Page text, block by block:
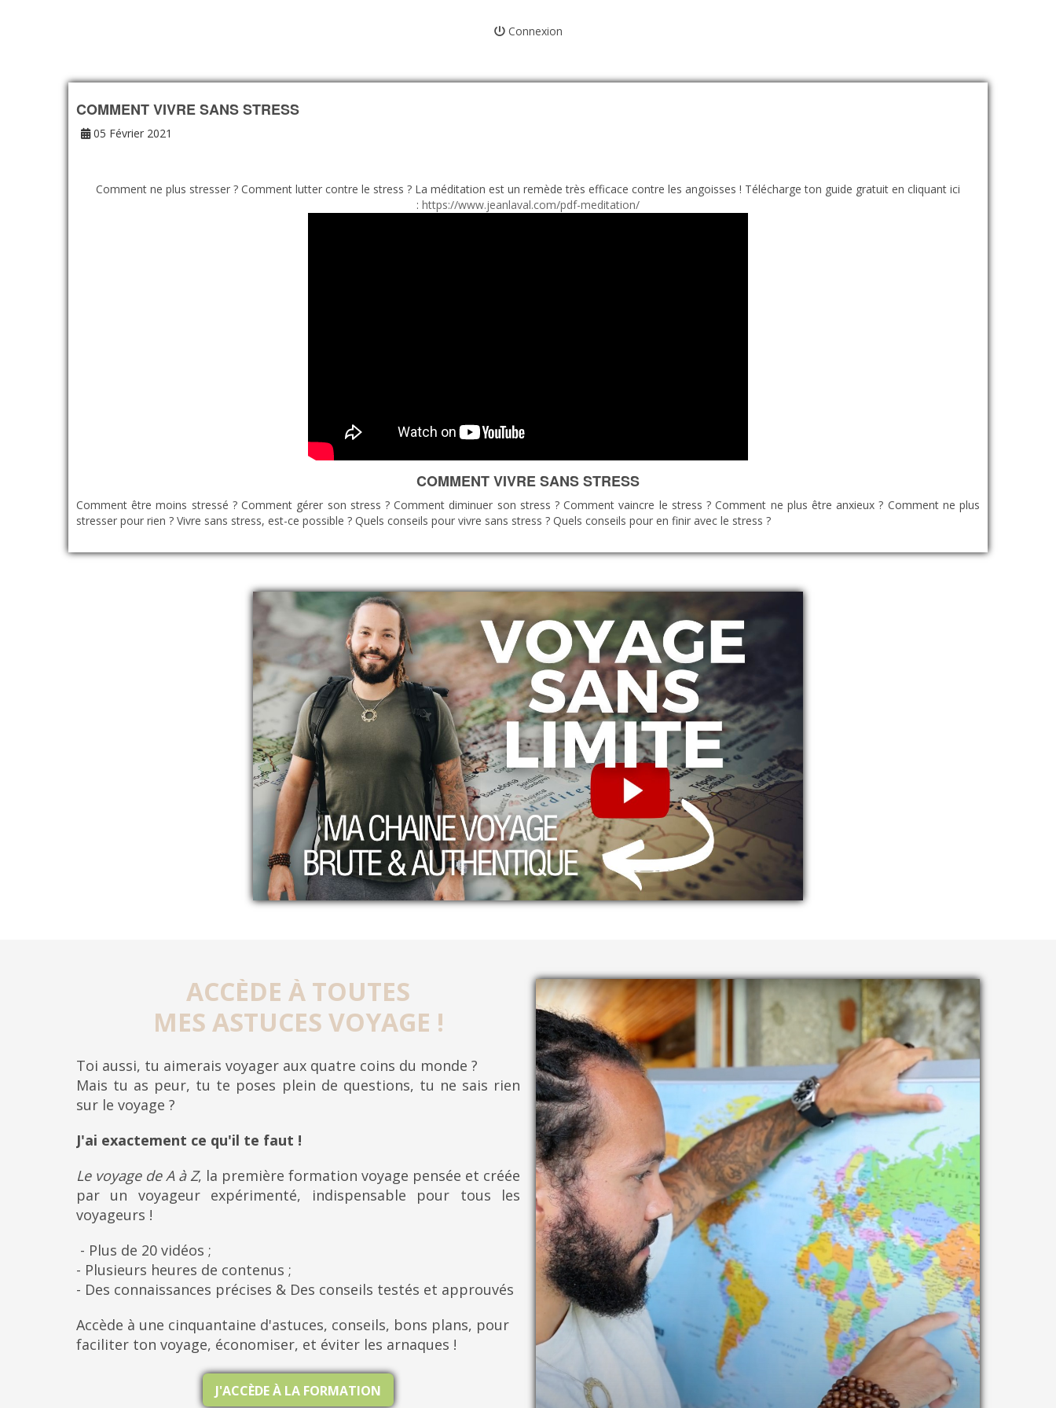
Connexion
COMMENT VIVRE SANS STRESS
05 Février 2021
Comment ne plus stresser ? Comment lutter contre le stress ? La méditation est un remède très efficace contre les angoisses ! Télécharge ton guide gratuit en cliquant ici
: https://www.jeanlaval.com/pdf-meditation/
COMMENT VIVRE SANS STRESS
Comment être moins stressé ? Comment gérer son stress ? Comment diminuer son stress ? Comment vaincre le stress ? Comment ne plus être anxieux ? Comment ne plus
stresser pour rien ? Vivre sans stress, est-ce possible ? Quels conseils pour vivre sans stress ? Quels conseils pour en finir avec le stress ?
ACCÈDE À TOUTES
MES ASTUCES VOYAGE !
Toi aussi, tu aimerais voyager aux quatre coins du monde ?
Mais tu as peur, tu te poses plein de questions, tu ne sais rien
sur le voyage ?
J'ai exactement ce qu'il te faut !
Le voyage de A à Z, la première formation voyage pensée et créée
par un voyageur expérimenté, indispensable pour tous les
voyageurs !
- Plus de 20 vidéos ;
- Plusieurs heures de contenus ;
- Des connaissances précises & Des conseils testés et approuvés
Accède à une cinquantaine d'astuces, conseils, bons plans, pour
faciliter ton voyage, économiser, et éviter les arnaques !
J'ACCÈDE À LA FORMATION